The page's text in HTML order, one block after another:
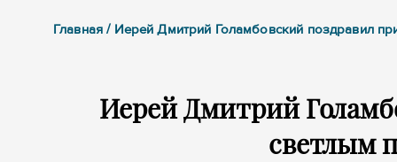
Главная / Иерей Дмитрий Голамбовский поздравил
Иерей Дмитрий
светлым